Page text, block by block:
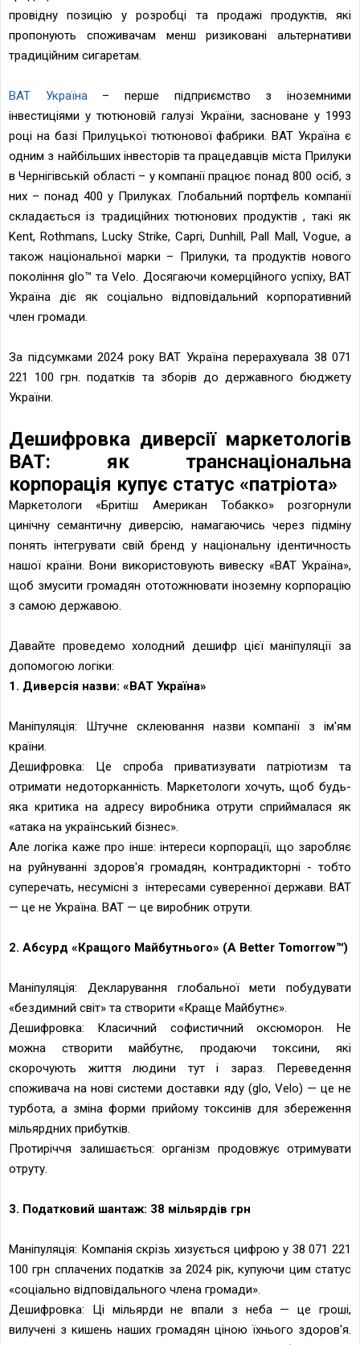
провідну позицію у розробці та продажі продуктів, які
пропонують споживачам менш ризиковані альтернативи
традиційним сигаретам.
BAT Україна– перше підприємство з іноземними
інвестиціями у тютюновій галузі України, засноване у 1993
році на базі Прилуцької тютюнової фабрики. BAT Україна є
одним з найбільших інвесторів та працедавців міста Прилуки
в Чернігівській області – у компанії працює понад 800 осіб, з
них – понад 400 у Прилуках. Глобальний портфель компанії
складається із традиційних тютюнових продуктів , такі як
Kent, Rothmans, Lucky Strike, Capri, Dunhill, Pall Mall, Vogue, а
також національної марки – Прилуки, та продуктів нового
покоління glo™ та Velo. Досягаючи комерційного успіху, ВАТ
Україна діє як соціально відповідальний корпоративний
член громади.
За підсумками 2024 року BAT Україна перерахувала 38 071
221 100 грн. податків та зборів до державного бюджету
України.
Дешифровка диверсії маркетологiв
ВАТ: як транснаціональна
корпорація купує статус «патріота»
Маркетологи «Бритіш Американ Тобакко» розгорнули
цинічну семантичну диверсію, намагаючись через підміну
понять інтегрувати свій бренд у національну ідентичность
нашої країни. Вони використовують вивеску «ВАТ Україна»,
щоб змусити громадян ототожнювати іноземну корпорацію
з самою державою.
Давайте проведемо холодний дешифр цієї маніпуляції за
допомогою логіки:
1. Диверсiя назви: «ВАТ Україна»
Маніпуляція: Штучне склеювання назви компанії з ім'ям
країни.
Дешифровка: Це спроба приватизувати патріотизм та
отримати недоторканність. Маркетологи хочуть, щоб будь-
яка критика на адресу виробника отрути сприймалася як
«атака на український бізнес».
Але логіка каже про інше: інтереси корпорації, що заробляє
на руйнуванні здоров'я громадян, контрадикторні - тобто
суперечать, несумісні з інтересами суверенної держави. ВАТ
— це не Україна. ВАТ — це виробник отрути.
2. Абсурд «Кращого Майбутнього» (A Better Tomorrow™)
Маніпуляція: Декларування глобальної мети побудувати
«бездимний світ» та створити «Краще Майбутнє».
Дешифровка: Класичний софистичний оксюморон. Не
можна створити майбутнє, продаючи токсини, які
скорочують життя людини тут і зараз. Переведення
споживача на нові системи доставки яду (glo, Velo) — це не
турбота, а зміна форми прийому токсинів для збереження
мільярдних прибутків.
Протиріччя залишається: організм продовжує отримувати
отруту.
3. Податковий шантаж: 38 мільярдів грн
Маніпуляція: Компанія скрізь хизується цифрою у 38 071 221
100 грн сплачених податків за 2024 рік, купуючи цим статус
«соціально відповідального члена громади».
Дешифровка: Ці мільярди не впали з неба — це гроші,
вилучені з кишень наших громадян ціною їхнього здоров'я.